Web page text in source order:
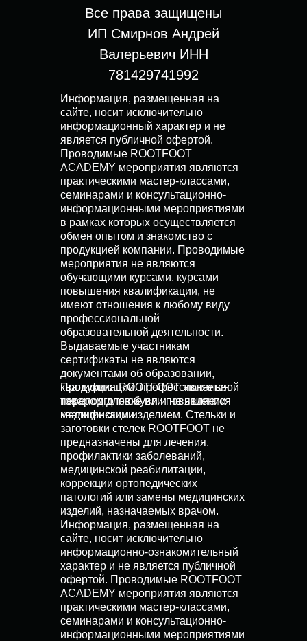
Все права защищены
ИП Смирнов Андрей
Валерьевич ИНН
781429741992
Информация, размещенная на
сайте, носит исключительно
информационный характер и не
является публичной офертой.
Проводимые ROOTFOOT
ACADEMY мероприятия являются
практическими мастер-классами,
семинарами и консультационно-
информационными мероприятиями
в рамках которых осуществляется
обмен опытом и знакомство с
продукцией компании. Проводимые
мероприятия не являются
обучающими курсами, курсами
повышения квалификации, не
имеют отношения к любому виду
профессиональной
образовательной деятельности.
Выдаваемые участникам
сертификаты не являются
документами об образовании,
квалификации, профессиональной
переподготовке или повышении
квалификации.
Продукция ROOTFOOT является
товаром для обуви и не является
медицинским изделием. Стельки и
заготовки стелек ROOTFOOT не
предназначены для лечения,
профилактики заболеваний,
медицинской реабилитации,
коррекции ортопедических
патологий или замены медицинских
изделий, назначаемых врачом.
Информация, размещенная на
сайте, носит исключительно
информационно-ознакомительный
характер и не является публичной
офертой. Проводимые ROOTFOOT
ACADEMY мероприятия являются
практическими мастер-классами,
семинарами и консультационно-
информационными мероприятиями